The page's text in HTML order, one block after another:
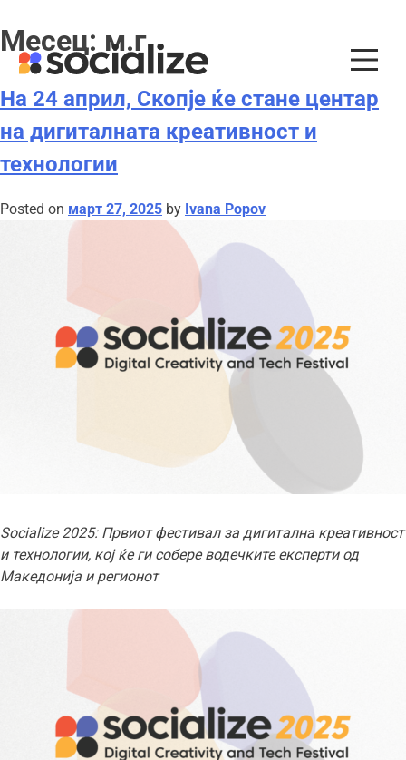
Skip
to
content
Месец: м.г
На 24 април, Скопје ќе стане центар
на дигиталната креативност и
технологии
Posted on март 27, 2025 by Ivana Popov
Socialize 2025: Првиот фестивал за дигитална креативност
и технологии, кој ќе ги собере водечките експерти од
Македонија и регионот